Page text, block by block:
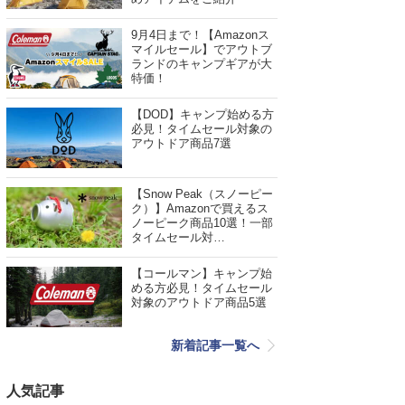
9月4日まで！【Amazonス
マイルセール】でアウトブ
ランドのキャンプギアが大
特価！
【DOD】キャンプ始める方
必見！タイムセール対象の
アウトドア商品7選
【Snow Peak（スノーピー
ク）】Amazonで買えるス
ノーピーク商品10選！一部
タイムセール対…
【コールマン】キャンプ始
める方必見！タイムセール
対象のアウトドア商品5選
新着記事一覧へ
人気記事